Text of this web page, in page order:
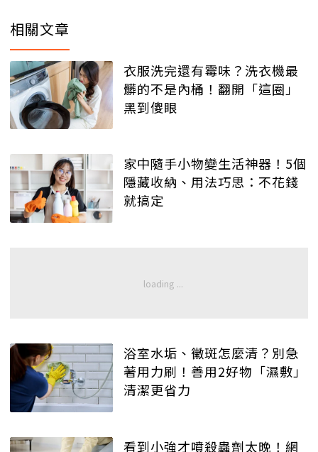
相關文章
衣服洗完還有霉味？洗衣機最
髒的不是內桶！翻開「這圈」
黑到傻眼
家中隨手小物變生活神器！5個
隱藏收納、用法巧思：不花錢
就搞定
浴室水垢、黴斑怎麼清？別急
著用力刷！善用2好物「濕敷」
清潔更省力
看到小強才噴殺蟲劑太晚！網